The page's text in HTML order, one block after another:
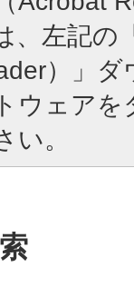
、左記の
）」
ウェア
い。